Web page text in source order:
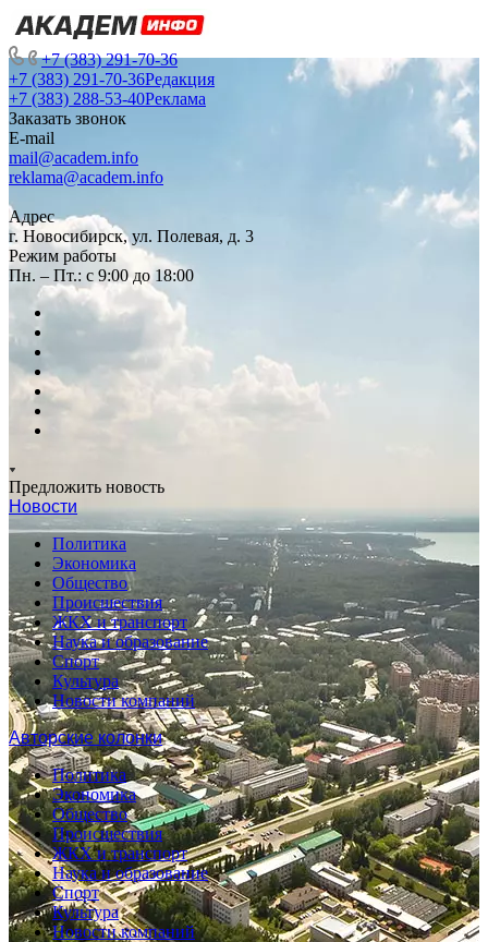
+7 (383) 291-70-36
+7 (383) 291-70-36Редакция
+7 (383) 288-53-40Реклама
Заказать звонок
E-mail
mail@academ.info
reklama@academ.info
Адрес
г. Новосибирск, ул. Полевая, д. 3
Режим работы
Пн. – Пт.: с 9:00 до 18:00
Предложить новость
Новости
Политика
Экономика
Общество
Происшествия
ЖКХ и транспорт
Наука и образование
Спорт
Культура
Новости компаний
Авторские колонки
Политика
Экономика
Общество
Происшествия
ЖКХ и транспорт
Наука и образование
Спорт
Культура
Новости компаний